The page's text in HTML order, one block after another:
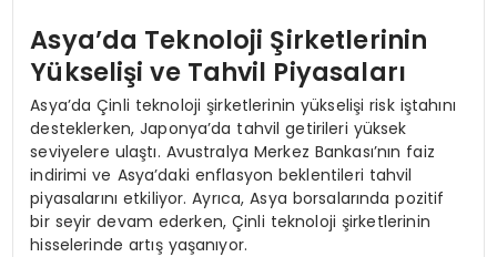
Asya’da Teknoloji Şirketlerinin
Yükselişi ve Tahvil Piyasaları
Asya’da Çinli teknoloji şirketlerinin yükselişi risk iştahını
desteklerken, Japonya’da tahvil getirileri yüksek
seviyelere ulaştı. Avustralya Merkez Bankası’nın faiz
indirimi ve Asya’daki enflasyon beklentileri tahvil
piyasalarını etkiliyor. Ayrıca, Asya borsalarında pozitif
bir seyir devam ederken, Çinli teknoloji şirketlerinin
hisselerinde artış yaşanıyor.